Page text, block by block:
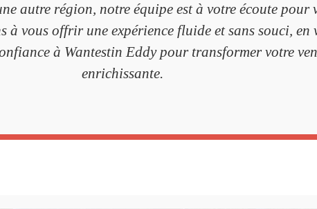
autre région, notre équipe est à votre écoute
à vous offrir une expérience fluide et sans souci,
à Wantestin Eddy pour transformer votre
enrichissante.